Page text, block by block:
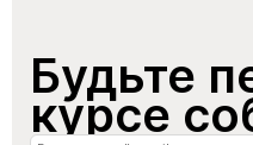
Будьте
курсе